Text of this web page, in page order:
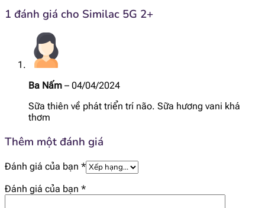
Mangan
I ốt
Kẽm
Inositol
1 đánh giá cho Similac 5G 2+
Ba Nấm – 04/04/2024
Sữa thiên về phát triển trí não. Sữa hương vani khá
thơm
Thêm một đánh giá
Đánh giá của bạn *
Đánh giá của bạn *